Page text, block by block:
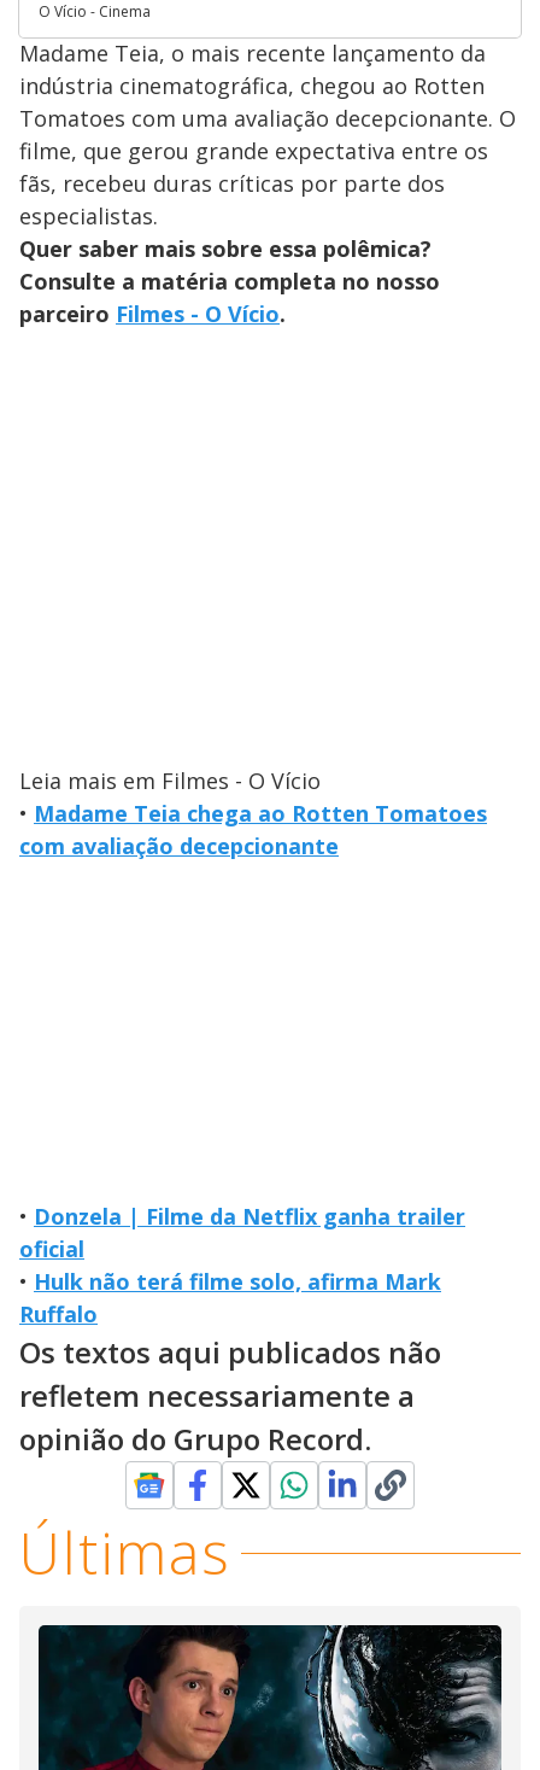
O Vício - Cinema
Madame Teia, o mais recente lançamento da
indústria cinematográfica, chegou ao Rotten
Tomatoes com uma avaliação decepcionante. O
filme, que gerou grande expectativa entre os
fãs, recebeu duras críticas por parte dos
especialistas.
Quer saber mais sobre essa polêmica?
Consulte a matéria completa no nosso
parceiro Filmes - O Vício.
Leia mais em Filmes - O Vício
• Madame Teia chega ao Rotten Tomatoes
com avaliação decepcionante
• Donzela | Filme da Netflix ganha trailer
oficial
• Hulk não terá filme solo, afirma Mark
Ruffalo
Os textos aqui publicados não
refletem necessariamente a
opinião do Grupo Record.
Últimas